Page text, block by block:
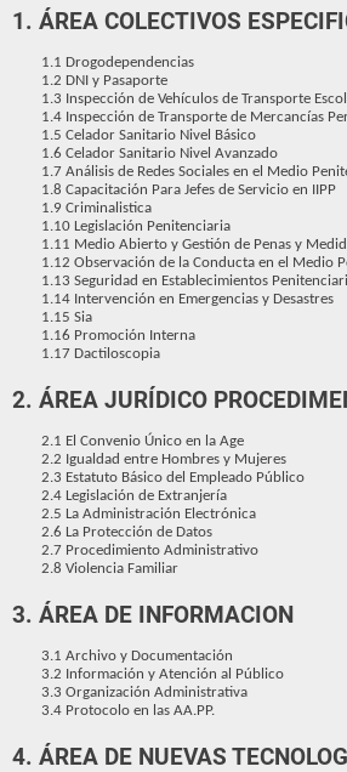
1. ÁREA COLECTIVOS
1.1 Drogodependencias
1.2 DNI y Pasaporte
1.3 Inspección de Vehículos de Transporte
1.4 Inspección de Transporte de Mercancías
1.5 Celador Sanitario Nivel Básico
1.6 Celador Sanitario Nivel Avanzado
1.7 Análisis de Redes Sociales en el Medio
1.8 Capacitación Para Jefes de Servicio en IIPP
1.9 Criminalistica
1.10 Legislación Penitenciaria
1.11 Medio Abierto y Gestión de Penas y
1.12 Observación de la Conducta en el Medio
1.13 Seguridad en Establecimientos
1.14 Intervención en Emergencias y Desastres
1.15 Sia
1.16 Promoción Interna
1.17 Dactiloscopia
2. ÁREA JURÍDICO
2.1 El Convenio Único en la Age
2.2 Igualdad entre Hombres y Mujeres
2.3 Estatuto Básico del Empleado Público
2.4 Legislación de Extranjería
2.5 La Administración Electrónica
2.6 La Protección de Datos
2.7 Procedimiento Administrativo
2.8 Violencia Familiar
3. ÁREA DE INFORMACION
3.1 Archivo y Documentación
3.2 Información y Atención al Público
3.3 Organización Administrativa
3.4 Protocolo en las AA.PP.
4. ÁREA DE NUEVAS